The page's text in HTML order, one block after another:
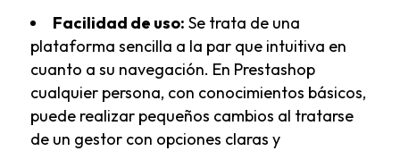
Facilidad de uso: Se trata de una
plataforma sencilla a la par que intuitiva en
cuanto a su navegación. En Prestashop
cualquier persona, con conocimientos básicos,
puede realizar pequeños cambios al tratarse
de un gestor con opciones claras y